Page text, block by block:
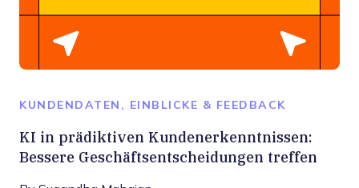
KUNDENDATEN, EINBLICKE & FEEDBACK
KI in prädiktiven Kundenerkenntnissen:
Bessere Geschäftsentscheidungen treffen